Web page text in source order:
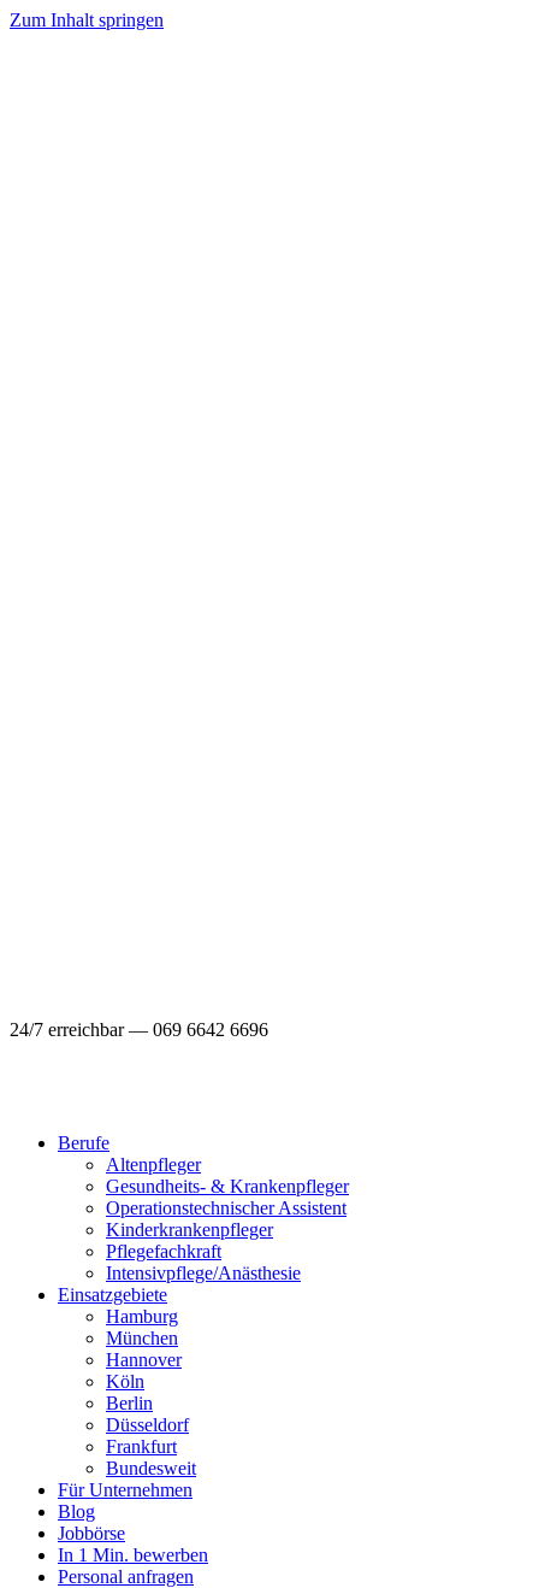
Zum Inhalt springen
24/7 erreichbar — 069 6642 6696
Berufe
Altenpfleger
Gesundheits- & Krankenpfleger
Operationstechnischer Assistent
Kinderkrankenpfleger
Pflegefachkraft
Intensivpflege/Anästhesie
Einsatzgebiete
Hamburg
München
Hannover
Köln
Berlin
Düsseldorf
Frankfurt
Bundesweit
Für Unternehmen
Blog
Jobbörse
In 1 Min. bewerben
Personal anfragen